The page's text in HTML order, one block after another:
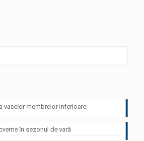
vaselor membrelor inferioare
în sezonul de vară